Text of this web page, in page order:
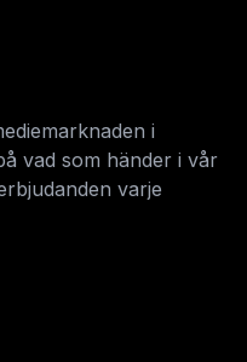
i
vad som händer i vår
varje